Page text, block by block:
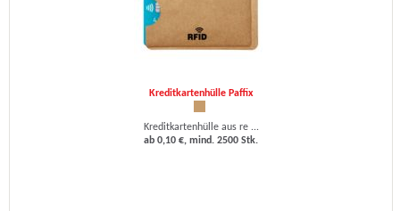
Kreditkartenhülle Paffix
Kreditkartenhülle aus re ...
ab 0,10 €, mind. 2500 Stk.